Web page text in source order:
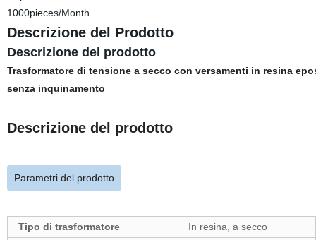
1000pieces/Month
Descrizione del Prodotto
Descrizione del prodotto
Trasformatore di tensione a secco con versamenti in resina
senza inquinamento
Descrizione del prodotto
Parametri del prodotto
Tipo di trasformatore
In resina, a secco